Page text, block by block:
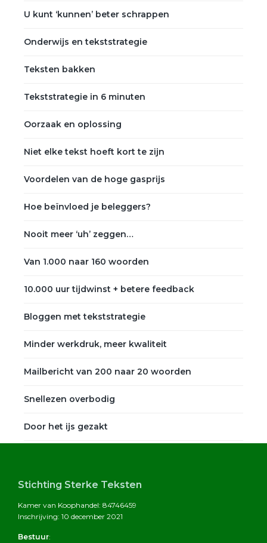
U kunt ‘kunnen’ beter schrappen
Onderwijs en tekststrategie
Teksten bakken
Tekststrategie in 6 minuten
Oorzaak en oplossing
Niet elke tekst hoeft kort te zijn
Voordelen van de hoge gasprijs
Hoe beïnvloed je beleggers?
Nooit meer ‘uh’ zeggen…
Van 1.000 naar 160 woorden
10.000 uur tijdwinst + betere feedback
Bloggen met tekststrategie
Minder werkdruk, meer kwaliteit
Mailbericht van 200 naar 20 woorden
Snellezen overbodig
Door het ijs gezakt
Footer
Stichting Sterke Teksten
Kamer van Koophandel: 84746459
Inschrijving: 10 december 2021
Bestuur: